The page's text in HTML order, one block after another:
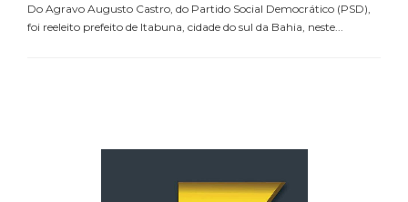
Do Agravo Augusto Castro, do Partido Social Democrático (PSD),
foi reeleito prefeito de Itabuna, cidade do sul da Bahia, neste...